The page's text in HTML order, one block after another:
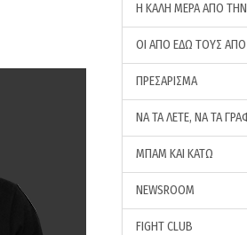
H ΚΑΛΗ ΜΕΡΑ ΑΠΟ
ΟΙ ΑΠΟ ΕΔΩ ΤΟΥΣ ΑΠΟ
ΠΡΕΣΑΡΙΣΜΑ
ΝΑ ΤΑ ΛΕΤΕ, ΝΑ ΤΑ
ΜΠΑΜ ΚΑΙ ΚΑΤΩ
NEWSROOM
FIGHT CLUB